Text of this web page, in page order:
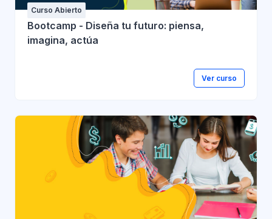
Curso Abierto
Bootcamp - Diseña tu futuro: piensa,
imagina, actúa
Ver curso